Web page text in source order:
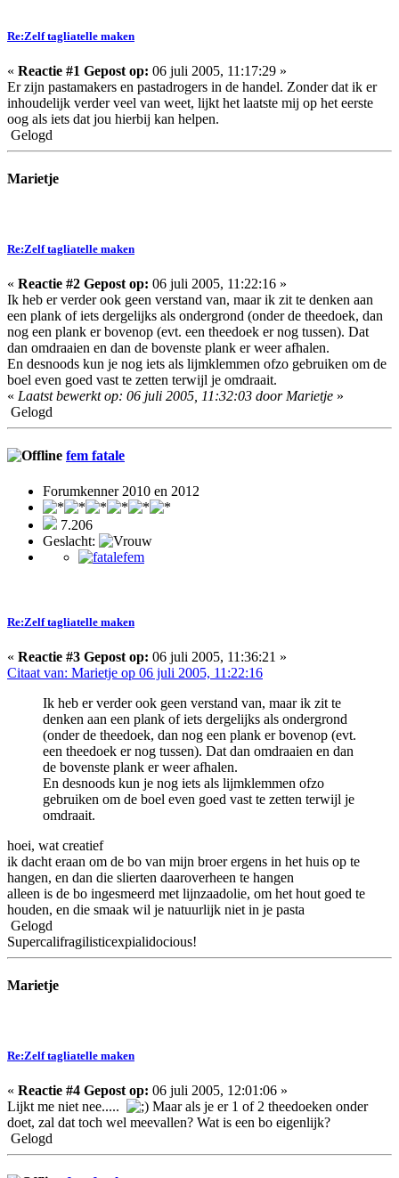
Re:Zelf tagliatelle maken
« Reactie #1 Gepost op: 06 juli 2005, 11:17:29 »
Er zijn pastamakers en pastadrogers in de handel. Zonder dat ik er
inhoudelijk verder veel van weet, lijkt het laatste mij op het eerste
oog als iets dat jou hierbij kan helpen.
Gelogd
Marietje
Re:Zelf tagliatelle maken
« Reactie #2 Gepost op: 06 juli 2005, 11:22:16 »
Ik heb er verder ook geen verstand van, maar ik zit te denken aan
een plank of iets dergelijks als ondergrond (onder de theedoek, dan
nog een plank er bovenop (evt. een theedoek er nog tussen). Dat
dan omdraaien en dan de bovenste plank er weer afhalen.
En desnoods kun je nog iets als lijmklemmen ofzo gebruiken om de
boel even goed vast te zetten terwijl je omdraait.
« Laatst bewerkt op: 06 juli 2005, 11:32:03 door Marietje »
Gelogd
fem fatale
Forumkenner 2010 en 2012
7.206
Geslacht:
Re:Zelf tagliatelle maken
« Reactie #3 Gepost op: 06 juli 2005, 11:36:21 »
Citaat van: Marietje op 06 juli 2005, 11:22:16
Ik heb er verder ook geen verstand van, maar ik zit te
denken aan een plank of iets dergelijks als ondergrond
(onder de theedoek, dan nog een plank er bovenop (evt.
een theedoek er nog tussen). Dat dan omdraaien en dan
de bovenste plank er weer afhalen.
En desnoods kun je nog iets als lijmklemmen ofzo
gebruiken om de boel even goed vast te zetten terwijl je
omdraait.
hoei, wat creatief
ik dacht eraan om de bo van mijn broer ergens in het huis op te
hangen, en dan die slierten daaroverheen te hangen
alleen is de bo ingesmeerd met lijnzaadolie, om het hout goed te
houden, en die smaak wil je natuurlijk niet in je pasta
Gelogd
Supercalifragilisticexpialidocious!
Marietje
Re:Zelf tagliatelle maken
« Reactie #4 Gepost op: 06 juli 2005, 12:01:06 »
Lijkt me niet nee.....
Maar als je er 1 of 2 theedoeken onder
doet, zal dat toch wel meevallen? Wat is een bo eigenlijk?
Gelogd